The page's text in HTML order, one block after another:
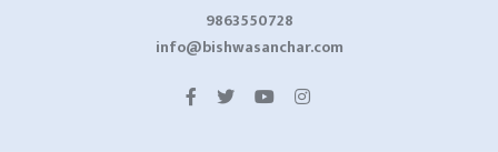
9863550728
info@bishwasanchar.com